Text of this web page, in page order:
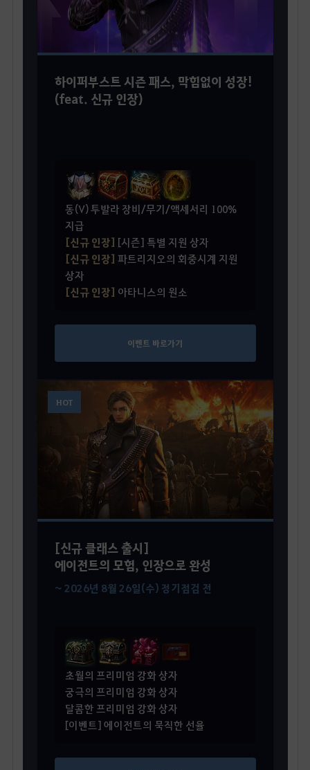
하이퍼부스트 시즌 패스, 막힘없이 성장!
(feat. 신규 인장)
동(V) 투발라 장비/무기/액세서리 100%
지급
[신규 인장] [시즌] 특별 지원 상자
[신규 인장] 파트리지오의 회중시계 지원
상자
[신규 인장] 아타니스의 원소
이벤트 바로가기
HOT
[신규 클래스 출시]
에이전트의 모험, 인장으로 완성
~ 2026년 8월 26일(수) 정기점검 전
초월의 프리미엄 강화 상자
궁극의 프리미엄 강화 상자
달콤한 프리미엄 강화 상자
[이벤트] 에이전트의 묵직한 선율